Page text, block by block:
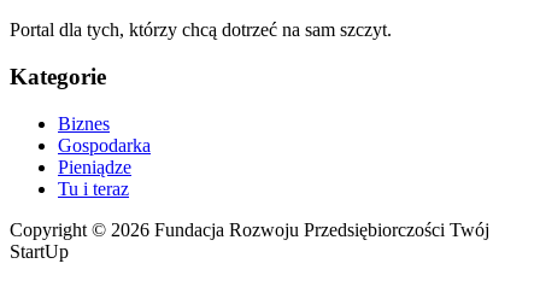
Portal dla tych, którzy chcą dotrzeć na sam szczyt.
Kategorie
Biznes
Gospodarka
Pieniądze
Tu i teraz
Copyright © 2026 Fundacja Rozwoju Przedsiębiorczości Twój
StartUp